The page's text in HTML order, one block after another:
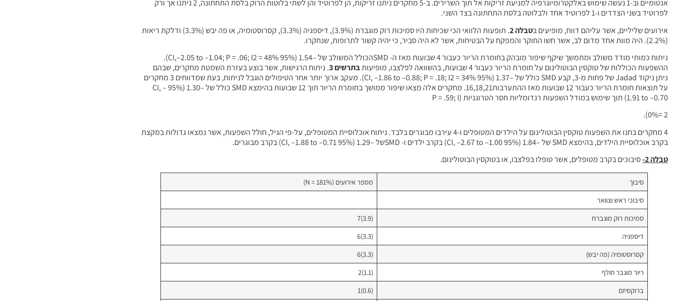
אנטומיים וב-1 נעשה שימוש באלקטרומיוגרפיה למניעת זריקות אל תוך השרירים. ב-5 מחקרים ניתנו זריקות, הן לפרוטיד והן לשתי בלוטות הרוק בלסת התחתונה, 2 ניתנו אך ורק
לפרוטיד בשני הצדדים ו-1 לפרוטיד אחד ולבלוטה בלסת התחתונה בצד השני.
אירועים שליליים, אשר עליהם דווח, מופיעים בטבלה 2
. תופעות הלוואי הכי שכיחות היו סמיכות רוק מוגברת (3.9%), דיספגיה (3.3%), קסרוסטומיה, או פה יבש (3.3%) ודלקת ריאות
(2.2%). היה מוות אחד מדום לב, אשר חשו החוקר והמפקח על הבטיחות, אשר לא היה סביר, כי יהיה קשור לתרופות, שנחקרו.
ניתוח כמותי מודד משולב ומתמשך שיקף שיפור מובהק בחומרת הריור כעבור 4 שבועות מאז ה- SMDהכולל המשולב של –1.54 (95% CI,–2.05 to –1.04; P = .06; I2 = 48%).
ההשפעות הכוללות של טוקסין הבוטולינום על חומרת הריור כעבור 4 שבועות, בהשוואה לפלצבו, מופיעות
בתרשים 3 . ניתוח הרגישות, אשר בוצע בעזרת השמטת מחקרים, שבהם
ניתן ניקוד Jadad של פחות מ-3, קבע SMD כולל של –1.37 (95% CI, –1.86 to –0.88; P = .18; I2 = 34%). מעקב ארוך יותר אחר הטיפולים הוגבל לניתוח, בעת שמדווחים 3 מחקרים
על תוצאות חומרת הריור כעבור 12 שבועות מאז ההתערבות16,18,21. מחקרים אלה מצאו שיפור ממושך בחומרת הריור תוך 12 שבועות בהימצא SMD כולל של –1.30 (95% CI, –
1.91 to –0.70) תוך שימוש במודל השפעות רנדומליות חסר הטרוגניות (P = .59; I
2 =0%).
4 מחקרים בחנו את השפעות טוקסין הבוטולינום על הילדים המטופלים ו-4 עירבו מבוגרים בלבד. ניתוח אוכלוסיית המטופלים, על-פי הגיל, חולל השפעות, אשר נמצאו גדולות במקצת
בקרב אוכלוסיית הילדים, בהימצא SMD של –1.84 (95% CI, –2.67 to –1.00) בקרב ילדים ו- SMDשל –1.29 (95% CI, –1.88 to –0.71) בקרב מבוגרים.
טבלה 2-
סיבוכים בקרב מטופלים, אשר טופלו בפלצבו, או בטוקסין הבוטולינום.
סיבוך
מספר אירועים (%N = 181)
סיבוכי ראש וצוואר
סמיכות רוק מוגברת
(3.9)7
דיספגיה
(3.3)6
קסרוסטומיה (פה יבש)
(3.3)6
ריור מוגבר חולף
(1.1)2
ברוקסיזם
(0.6)1